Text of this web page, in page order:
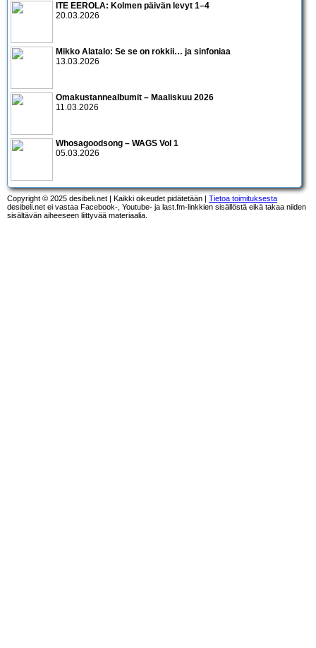
ITE EEROLA: Kolmen päivän levyt 1–4
20.03.2026
Mikko Alatalo: Se se on rokkii… ja sinfoniaa
13.03.2026
Omakustannealbumit – Maaliskuu 2026
11.03.2026
Whosagoodsong – WAGS Vol 1
05.03.2026
Copyright © 2025 desibeli.net | Kaikki oikeudet pidätetään | Tietoa toimituksesta
desibeli.net ei vastaa Facebook-, Youtube- ja last.fm-linkkien sisällöstä eikä takaa niiden
sisältävän aiheeseen liittyvää materiaalia.